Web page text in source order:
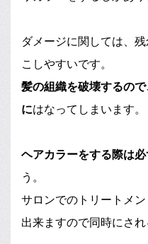
ダメージに関しては、
こしやすいです。
髪の組織を破壊するの
にはなってしまいます。
ヘアカラーをする際は
う。
サロンでのトリートメ
出来ますので同時にさ